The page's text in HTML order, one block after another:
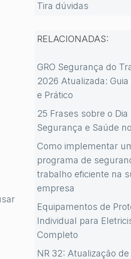
Tira dúvidas
RELACIONADAS:
GRO Segurança do
2026 Atualizada:
e Prático
25 Frases sobre o
Segurança e Saúde
Como implementar
programa de
trabalho eficiente na
empresa
Equipamentos de
Individual para
Completo
NR 32: Atualização